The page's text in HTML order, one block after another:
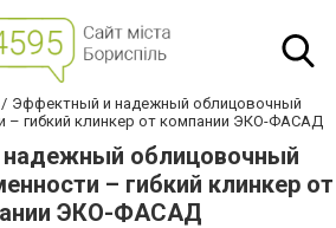
Эффектный и надежный облицовочный
– гибкий клинкер от компании ЭКО-ФАСАД
облицовочный
– гибкий клинкер от
ЭКО-ФАСАД